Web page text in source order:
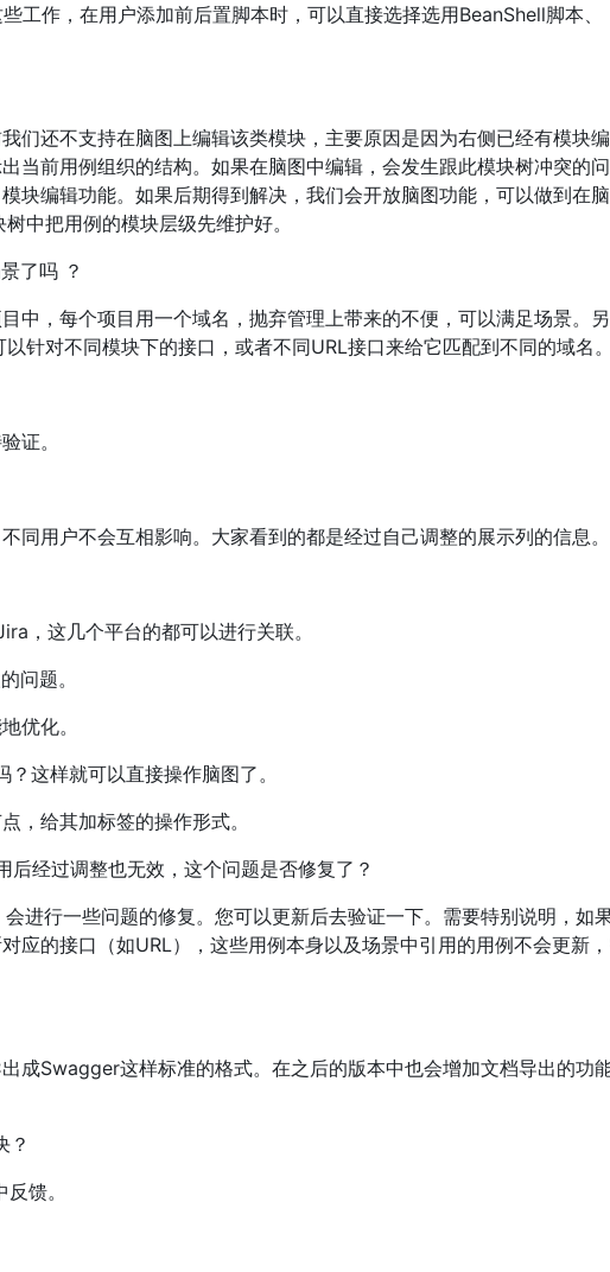
工作，在用户添加前后置脚本时，可以直接选择选用BeanShell脚本、
们还不支持在脑图上编辑该类模块，主要原因是因为右侧已经有模块
当前用例组织的结构。如果在脑图中编辑，会发生跟此模块树冲突的问
块编辑功能。如果后期得到解决，我们会开放脑图功能，可以做到在
中把用例的模块层级先维护好。
了吗 ？
中，每个项目用一个域名，抛弃管理上带来的不便，可以满足场景。
针对不同模块下的接口，或者不同URL接口来给它匹配到不同的域名。
证。
同用户不会互相影响。大家看到的都是经过自己调整的展示列的信息。
，这几个平台的都可以进行关联。
问题。
优化。
这样就可以直接操作脑图了。
，给其加标签的操作形式。
后经过调整也无效，这个问题是否修复了？
进行一些问题的修复。您可以更新后去验证一下。需要特别说明，如
应的接口（如URL），这些用例本身以及场景中引用的用例不会更新
成Swagger这样标准的格式。在之后的版本中也会增加文档导出的功能
？
馈。